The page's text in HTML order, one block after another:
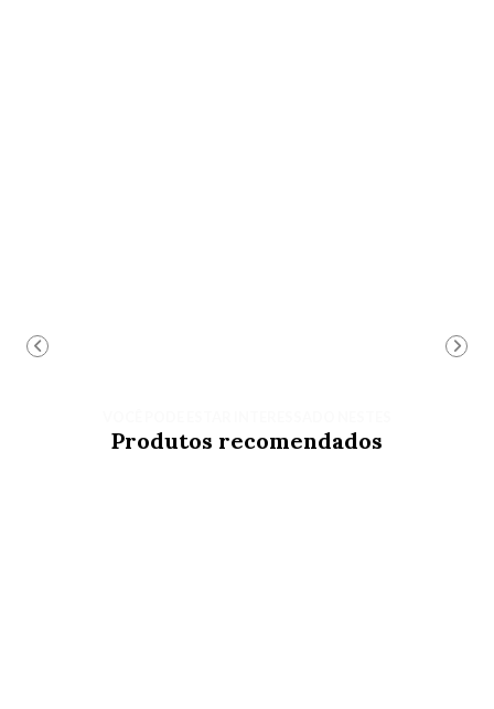
Produtos recomendados